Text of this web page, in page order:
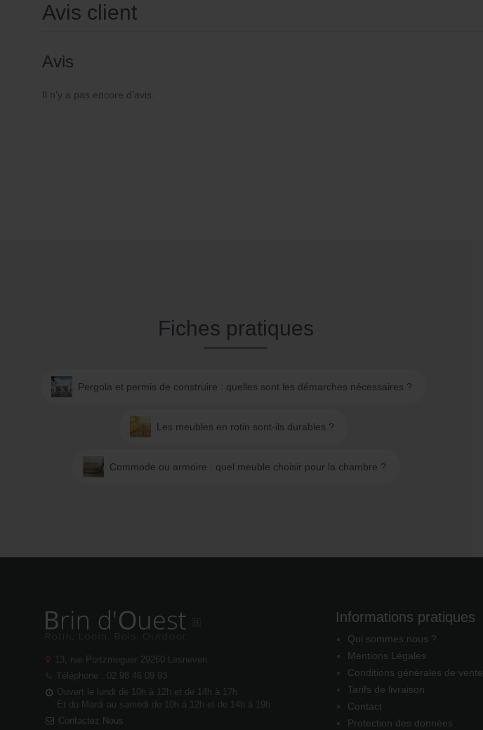
Avis client
Avis
Il n’y a pas encore d’avis.
Fiches pratiques
Pergola et permis de construire : quelles sont les démarches nécessaires ?
Les meubles en rotin sont-ils durables ?
Commode ou armoire : quel meuble choisir pour la chambre ?
13, rue Portzmoguer 29260 Lesneven
Téléphone : 02 98 46 09 93
Ouvert le lundi de 10h à 12h et de 14h à 17h
Et du Mardi au samedi de 10h à 12h et de 14h à 19h
Contactez Nous
Informations pratiques
Qui sommes nous ?
Mentions Légales
Conditions générales de vente
Tarifs de livraison
Contact
Protection des données